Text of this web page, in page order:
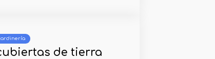
de tierra